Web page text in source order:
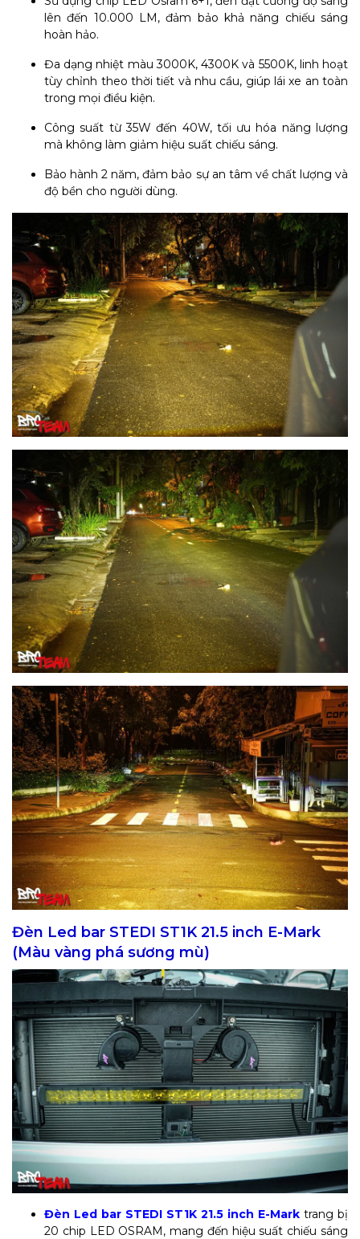
lên đến 10.000 LM, đảm bảo khả năng chiếu sáng
hoàn hảo.
Đa dạng nhiệt màu 3000K, 4300K và 5500K, linh hoạt
tùy chỉnh theo thời tiết và nhu cầu, giúp lái xe an toàn
trong mọi điều kiện.
Công suất từ 35W đến 40W, tối ưu hóa năng lượng
mà không làm giảm hiệu suất chiếu sáng.
Bảo hành 2 năm, đảm bảo sự an tâm về chất lượng và
độ bền cho người dùng.
Đèn Led bar STEDI ST1K 21.5 inch E-Mark
(Màu vàng phá sương mù)
Đèn Led bar STEDI ST1K 21.5 inch E-Mark trang bị
20 chip LED OSRAM, mang đến hiệu suất chiếu sáng